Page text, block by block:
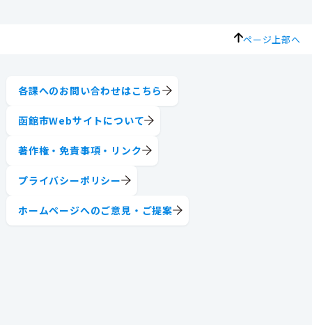
ページ上部へ
各課へのお問い合わせはこちら
函館市Webサイトについて
著作権・免責事項・リンク
プライバシーポリシー
ホームページへのご意見・ご提案